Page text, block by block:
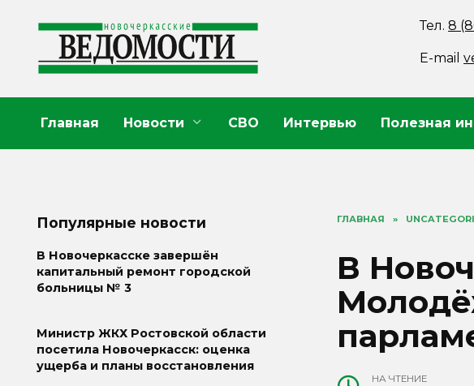
содержанию
Тел.8
E-mail
Главная Новости СВО Интервью Полезная
ГЛАВНАЯ »
В
НА ЧТЕНИЕ
Популярные новости
В Новочеркасске завершён
капитальный ремонт городской
больницы № 3
Министр ЖКХ Ростовской области
посетила Новочеркасск: оценка
ущерба и планы восстановления